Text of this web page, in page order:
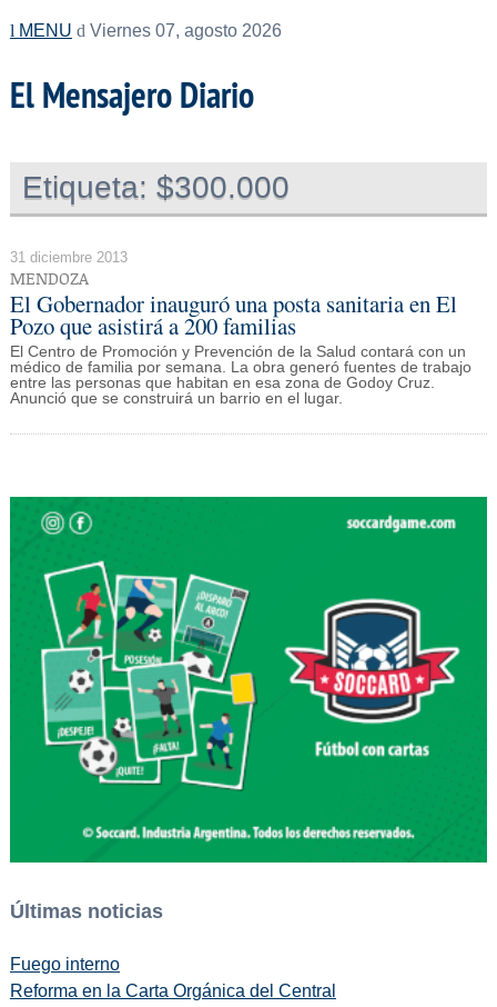
MENU Viernes 07, agosto 2026
El Mensajero Diario
Etiqueta: $300.000
31 diciembre 2013
MENDOZA
El Gobernador inauguró una posta sanitaria en El
Pozo que asistirá a 200 familias
El Centro de Promoción y Prevención de la Salud contará con un
médico de familia por semana. La obra generó fuentes de trabajo
entre las personas que habitan en esa zona de Godoy Cruz.
Anunció que se construirá un barrio en el lugar.
Últimas noticias
Fuego interno
Reforma en la Carta Orgánica del Central